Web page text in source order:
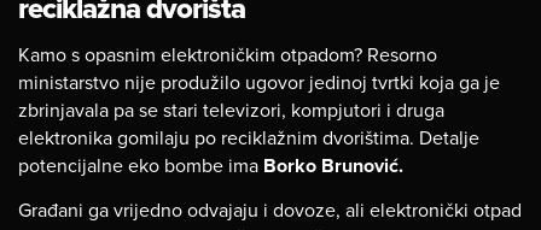
Kamo s opasnim elektroničkim otpadom? Resorno
ministarstvo nije produžilo ugovor jedinoj tvrtki koja ga je
zbrinjavala pa se stari televizori, kompjutori i druga
elektronika gomilaju po reciklažnim dvorištima. Detalje
potencijalne eko bombe ima Borko Brunović.
Građani ga vrijedno odvajaju i dovoze, ali elektronički otpad